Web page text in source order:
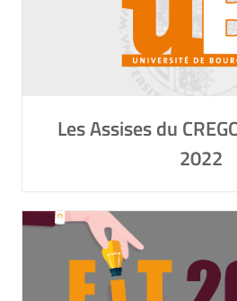
Les Assises du
2022